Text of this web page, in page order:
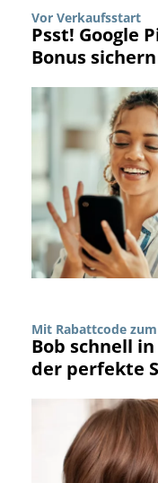
Vor Verkaufsstart
Psst! Google
Bonus sichern
Mit Rabattcode
Bob schnell
der perfekte